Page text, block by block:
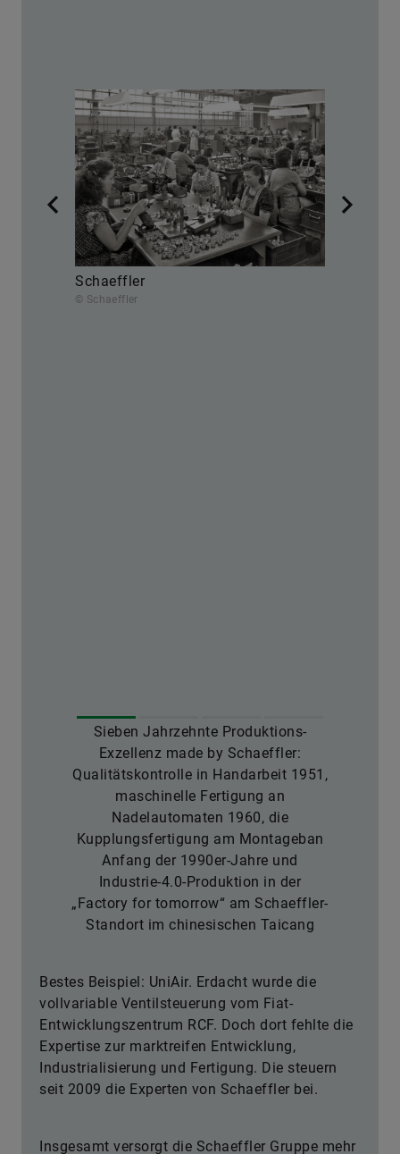
Schaeffler
© Schaeffler
Sieben Jahrzehnte Produktions-
Exzellenz made by Schaeffler:
Qualitätskontrolle in Handarbeit 1951,
maschinelle Fertigung an
Nadelautomaten 1960, die
Kupplungsfertigung am Montageban
Anfang der 1990er-Jahre und
Industrie-4.0-Produktion in der
„Factory for tomorrow“ am Schaeffler-
Standort im chinesischen Taicang
Bestes Beispiel: UniAir. Erdacht wurde die
vollvariable Ventilsteuerung vom Fiat-
Entwicklungszentrum RCF. Doch dort fehlte die
Expertise zur marktreifen Entwicklung,
Industrialisierung und Fertigung. Die steuern
seit 2009 die Experten von Schaeffler bei.
Insgesamt versorgt die Schaeffler Gruppe mehr